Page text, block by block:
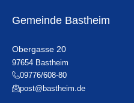
Gemeinde Bastheim
Obergasse 20
97654 Bastheim
09776/608-80
post@bastheim.de